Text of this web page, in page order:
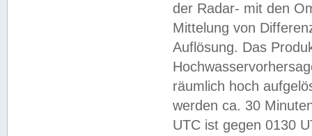
der Radar- mit den
Mittelung von
Auflösung. Das
räumlich hoch
werden ca. 30
UTC ist gegen 0130